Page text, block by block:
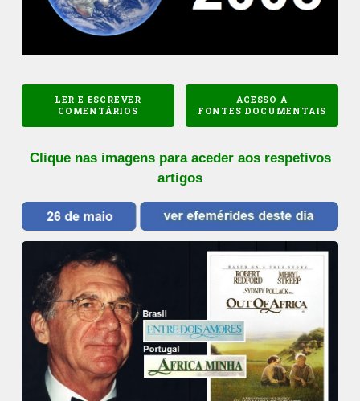
LER E ESCREVER
COMENTÁRIOS
ACESSO A
FONTES DOCUMENTAIS
Clique nas imagens para aceder aos respetivos
artigos